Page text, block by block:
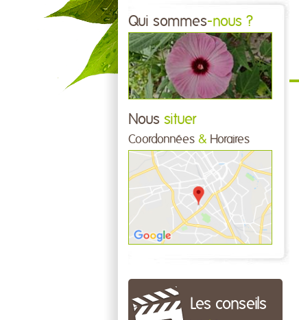
Qui sommes-nous ?
Nous situer
Coordonnées & Horaires
Les conseils